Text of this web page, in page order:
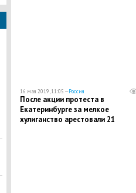
16 мая 2019, 11:05 —Россия
После акции протеста в
Екатеринбурге за мелкое
хулиганство арестовали 21